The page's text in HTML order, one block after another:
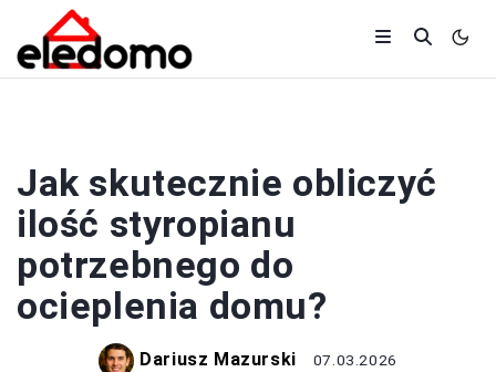
Jak skutecznie obliczyć
ilość styropianu
potrzebnego do
ocieplenia domu?
Dariusz Mazurski 07.03.2026